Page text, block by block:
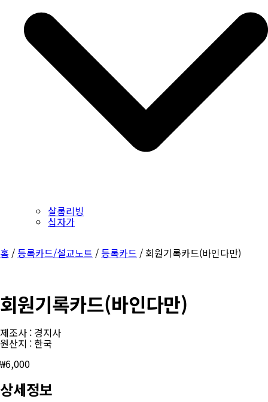
샬롬리빙
십자가
홈 /등록카드/설교노트 /등록카드 / 회원기록카드(바인다만)
회원기록카드(바인다만)
제조사 : 경지사
원산지 : 한국
₩6,000
상세정보